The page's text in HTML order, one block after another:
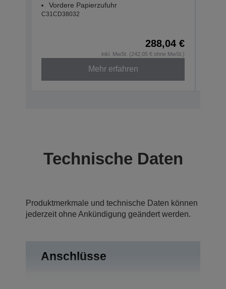
Vordere Papierzufuhr
C31CD38032
288,04 €
inkl. MwSt. (242,05 € ohne MwSt.)
Mehr erfahren
Technische Daten
Produktmerkmale und technische Daten können
jederzeit ohne Ankündigung geändert werden.
Anschlüsse